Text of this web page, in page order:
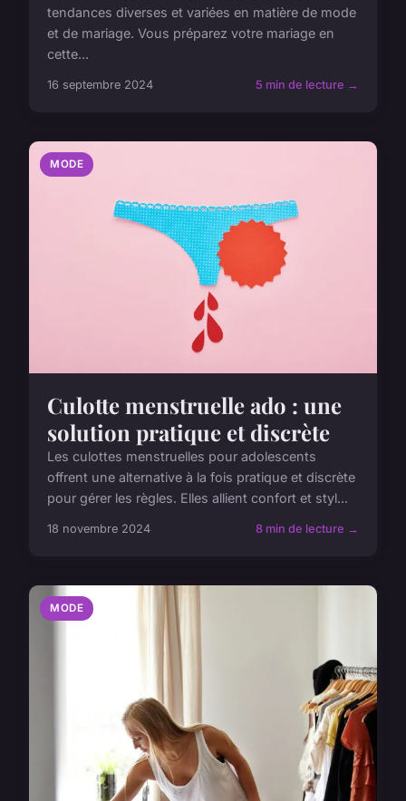
tendances diverses et variées en matière de mode
et de mariage. Vous préparez votre mariage en
cette...
16 septembre 2024 5 min de lecture →
MODE
Culotte menstruelle ado : une
solution pratique et discrète
Les culottes menstruelles pour adolescents
offrent une alternative à la fois pratique et discrète
pour gérer les règles. Elles allient confort et styl...
18 novembre 2024 8 min de lecture →
MODE